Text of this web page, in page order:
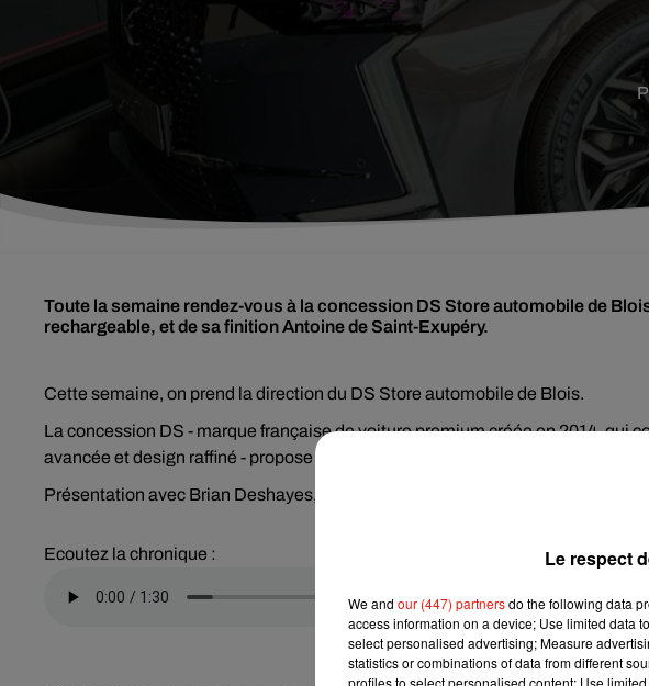
Toute la semaine rendez-vous à la concession DS Store automobile de
rechargeable, et de sa finition Antoine de Saint-Exupéry.
Cette semaine, on prend la direction du DS Store automobile de Blois.
La concession DS - marque française de voiture premium créée en 2014, qui
avancée et design raffiné - propose 4 modèles, dont la toute nouvelle DS 4
Présentation avec Brian Deshayes, conseiller expert DS au DS Store de Blois :
Ecoutez la chronique : Le respect
We and our (447) partnersdo the following data
access information on a device; Use limited data
select personalised advertising; Measure
statistics or combinations of data from different
profiles to select personalised content; Use